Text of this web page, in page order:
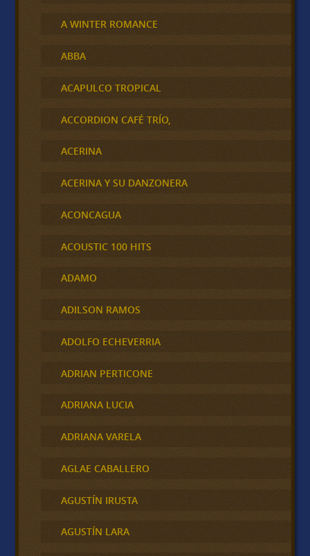
A WINTER ROMANCE
ABBA
ACAPULCO TROPICAL
ACCORDION CAFÉ TRÍO,
ACERINA
ACERINA Y SU DANZONERA
ACONCAGUA
ACOUSTIC 100 HITS
ADAMO
ADILSON RAMOS
ADOLFO ECHEVERRIA
ADRIAN PERTICONE
ADRIANA LUCIA
ADRIANA VARELA
AGLAE CABALLERO
AGUSTÍN IRUSTA
AGUSTÍN LARA